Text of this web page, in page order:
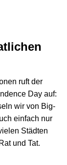
ruft der
Day auf:
wir von Big-
einfach nur
Städten
und Tat.